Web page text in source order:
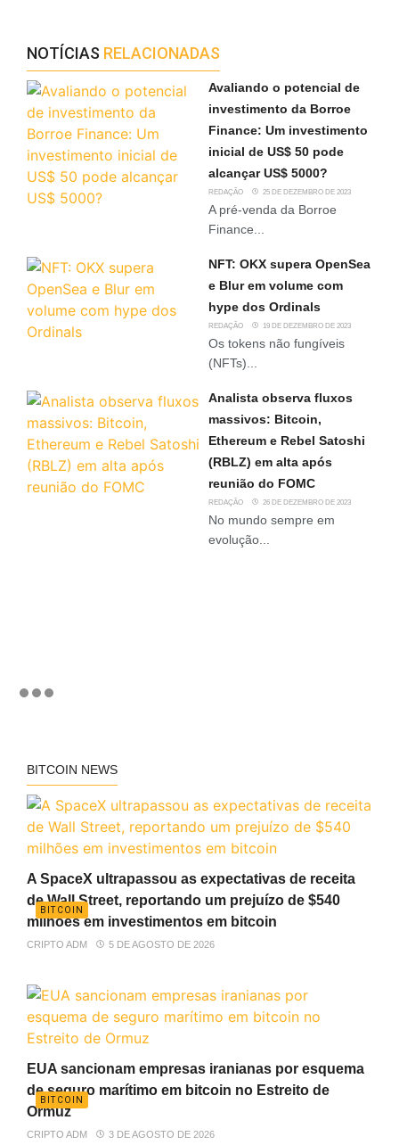
NOTÍCIAS RELACIONADAS
Avaliando o potencial de
investimento da Borroe
Finance: Um investimento
inicial de US$ 50 pode
alcançar US$ 5000?
REDAÇÃO 25 DE DEZEMBRO DE 2023
A pré-venda da Borroe
Finance...
NFT: OKX supera OpenSea
e Blur em volume com
hype dos Ordinals
REDAÇÃO 19 DE DEZEMBRO DE 2023
Os tokens não fungíveis
(NFTs)...
Analista observa fluxos
massivos: Bitcoin,
Ethereum e Rebel Satoshi
(RBLZ) em alta após
reunião do FOMC
REDAÇÃO 26 DE DEZEMBRO DE 2023
No mundo sempre em
evolução...
BITCOIN NEWS
BITCOIN
A SpaceX ultrapassou as expectativas de receita
de Wall Street, reportando um prejuízo de $540
milhões em investimentos em bitcoin
CRIPTO ADM 5 DE AGOSTO DE 2026
BITCOIN
EUA sancionam empresas iranianas por esquema
de seguro marítimo em bitcoin no Estreito de
Ormuz
CRIPTO ADM 3 DE AGOSTO DE 2026